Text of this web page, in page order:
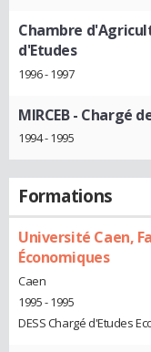
Chambre
d'Etudes
1996 - 1997
MIRCEB- Chargé
1994 - 1995
Formations
Université Caen,
Économiques
Caen
1995 - 1995
DESS Chargé d'Etudes